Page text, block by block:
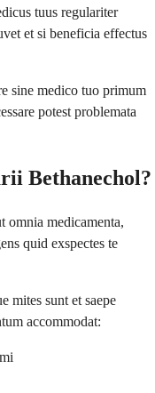
tuus regulariter
et si beneficia effectus
sine medico tuo primum
potest problemata
Bethanechol?
omnia medicamenta,
quid exspectes te
mites sunt et saepe
accommodat: